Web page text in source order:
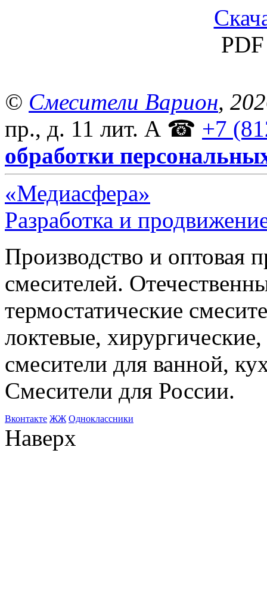
© Смесители Варион,
пр., д. 11 лит. А ☎ +7
обработки
«Медиасфера»
Разработка и
Производство и оптовая
смесителей.
термостатические
локтевые,
смесители для ванной,
Смесители для России.
Bконтакте ЖЖ Одноклассники
Наверх